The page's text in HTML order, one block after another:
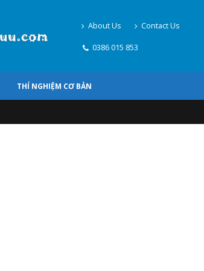
About Us Contact Us
0386 015 853
THÍ NGHIỆM CƠ BẢN